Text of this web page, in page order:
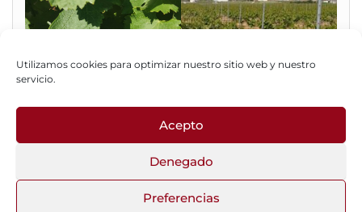
Utilizamos cookies para optimizar nuestro sitio web y nuestro
servicio.
Acepto
Denegado
Preferencias
Fotos del Blog